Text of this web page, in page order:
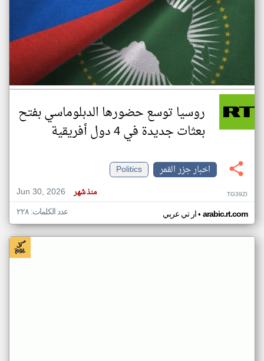
روسيا توسع حضورها الدبلوماسي بفتح
بعثات جديدة في 4 دول أفريقية
اخبار جزر القمر
Politics
Jun 30, 2026
منذ شهر TG39ZI
ار تي عربي• arabic.rt.com عدد الكلمات: ٢٢٨